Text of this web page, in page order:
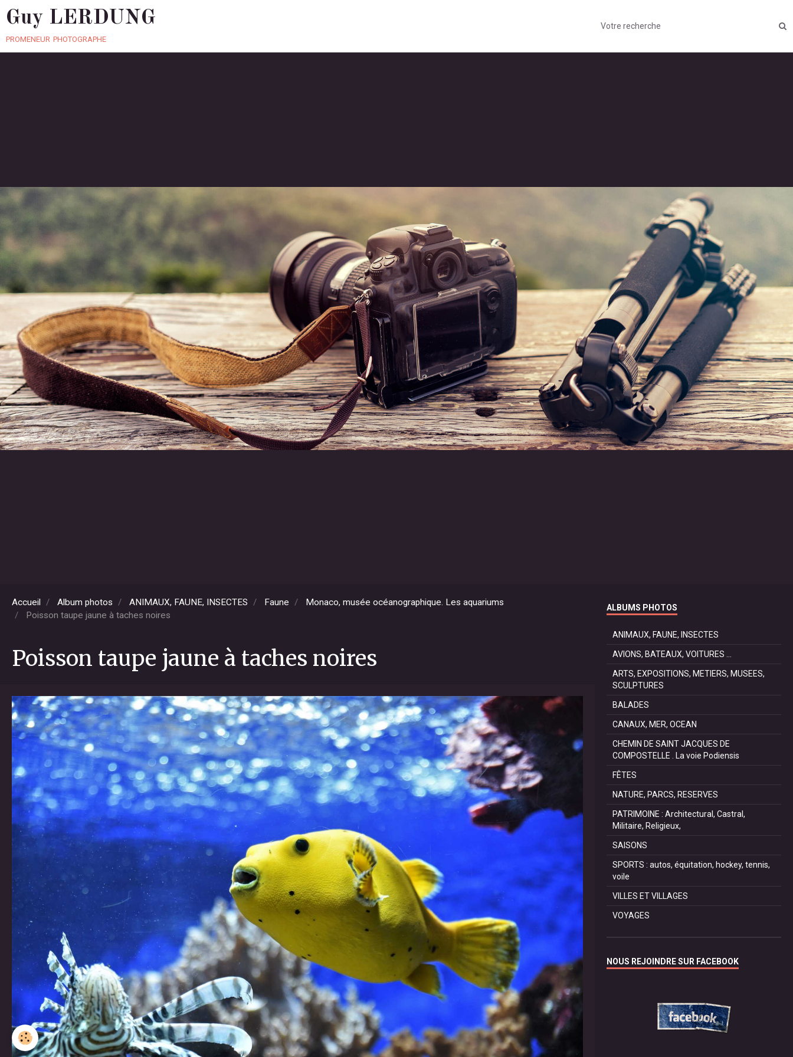
Guy LERDUNG
promeneur photographe
Accueil Album photos ANIMAUX, FAUNE, INSECTES Faune
Monaco, musée océanographique. Les aquariums
Poisson taupe jaune à taches noires
Poisson taupe jaune à taches noires
ALBUMS PHOTOS
ANIMAUX, FAUNE, INSECTES
AVIONS, BATEAUX, VOITURES ...
ARTS, EXPOSITIONS, METIERS, MUSEES,
SCULPTURES
BALADES
CANAUX, MER, OCEAN
CHEMIN DE SAINT JACQUES DE
COMPOSTELLE . La voie Podiensis
FÊTES
NATURE, PARCS, RESERVES
PATRIMOINE : Architectural, Castral,
Militaire, Religieux,
SAISONS
SPORTS : autos, équitation, hockey, tennis,
voile
VILLES ET VILLAGES
VOYAGES
NOUS REJOINDRE SUR FACEBOOK